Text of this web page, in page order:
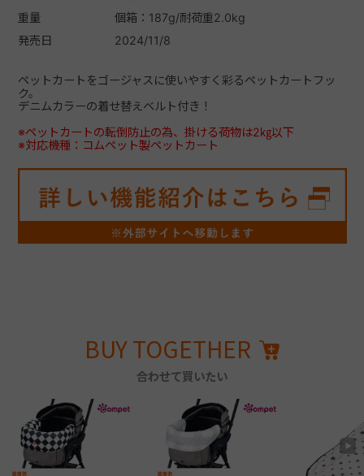
重量
個箱：187g/耐荷重2.0kg
発売日
2024/11/8
ペットカートをゴージャスに使いやすく彩るペットカートフッ
ク。
デニムカラーの着せ替えベルト付き！
※ペットカートの転倒防止の為、掛ける荷物は2㎏以下
※対応機種：コムペット製ペットカート
BUY TOGETHER
合わせて買いたい